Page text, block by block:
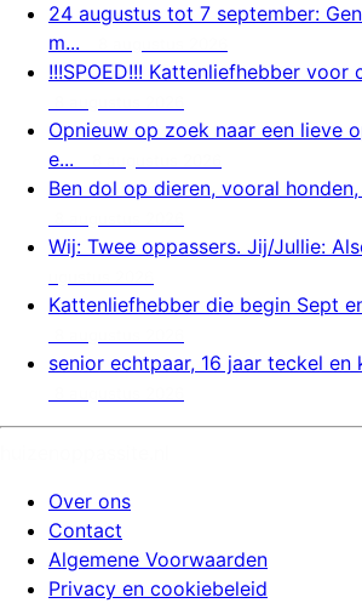
24 augustus tot 7 september:
m...
!!!SPOED!!! Kattenliefhebber voor
Opnieuw op zoek naar een lieve
e...
Ben dol op dieren, vooral
Wij: Twee oppassers. Jij/Jullie:
Kattenliefhebber die begin Sept
senior echtpaar, 16 jaar teckel en
Over ons
Contact
Algemene Voorwaarden
Privacy en cookiebeleid